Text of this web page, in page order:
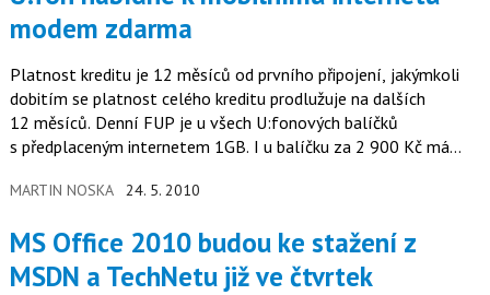
modem zdarma
Platnost kreditu je 12 měsíců od prvního připojení, jakýmkoli
dobitím se platnost celého kreditu prodlužuje na dalších
12 měsíců. Denní FUP je u všech U:fonových balíčků
s předplaceným internetem 1GB. I u balíčku za 2 900 Kč má
MARTIN NOSKA 24. 5. 2010
MS Office 2010 budou ke stažení z
MSDN a TechNetu již ve čtvrtek